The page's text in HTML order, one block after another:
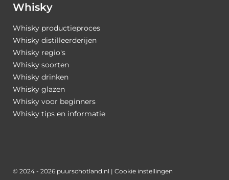
Whisky
Whisky productieproces
Whisky distilleerderijen
Whisky regio's
Whisky soorten
Whisky drinken
Whisky glazen
Whisky voor beginners
Whisky tips en informatie
© 2024 - 2026 puurschotland.nl | Cookie instellingen